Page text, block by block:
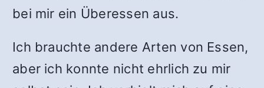
bei mir ein Überessen aus.
Ich brauchte andere Arten von Essen,
aber ich konnte nicht ehrlich zu mir